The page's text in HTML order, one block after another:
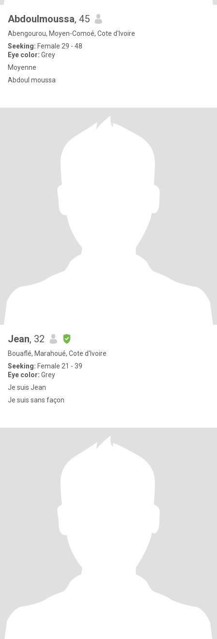
Abdoulmoussa, 45
Abengourou, Moyen-Comoé, Cote d'Ivoire
Seeking: Female 29 - 48
Eye color: Grey
Moyenne
Abdoul moussa
Jean, 32
Bouaflé, Marahoué, Cote d'Ivoire
Seeking: Female 21 - 39
Eye color: Grey
Je suis Jean
Je suis sans façon